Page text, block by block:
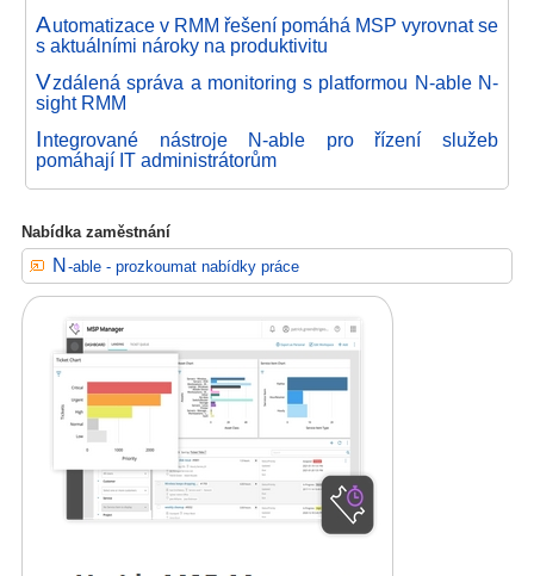
Automatizace v RMM řešení pomáhá MSP vyrovnat se
s aktuálními nároky na produktivitu
Vzdálená správa a monitoring s platformou N-able N-
sight RMM
Integrované nástroje N-able pro řízení služeb
pomáhají IT administrátorům
Nabídka zaměstnání
N-able - prozkoumat nabídky práce